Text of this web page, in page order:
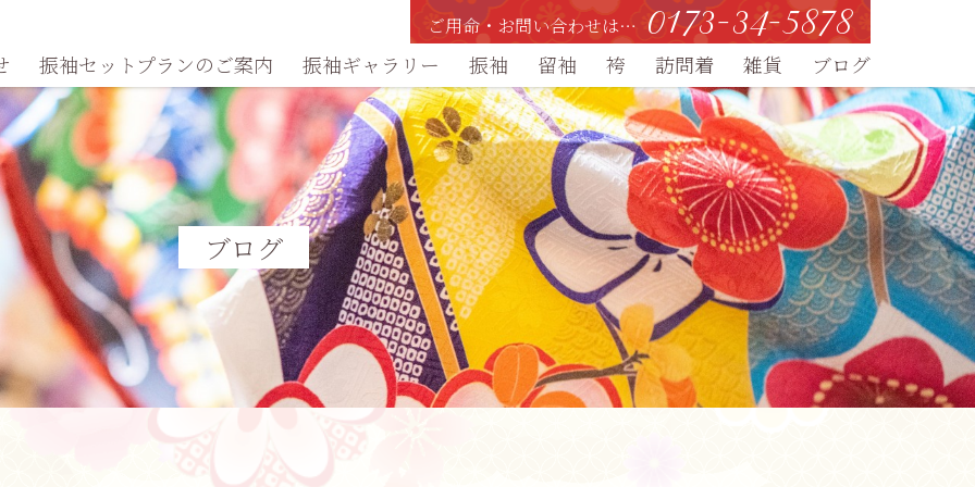
振袖セットプランのご案内 振袖ギャラリー 振袖 留袖 袴 訪問着 雑貨 ブログ
ご用命・お問い合わせは… 0173-34-5878
ブログ